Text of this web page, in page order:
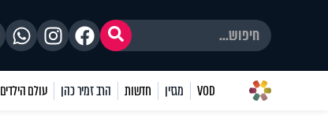
VOD מגזין חדשות הרב זמיר כהן עולם הילדים